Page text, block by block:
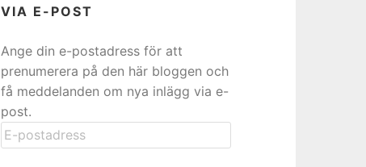
VIA E-POST
Ange din e-postadress för att
prenumerera på den här bloggen och
få meddelanden om nya inlägg via e-
post.
E-
postadress